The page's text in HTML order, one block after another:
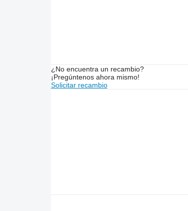
¿No encuentra un recambio?
¡Pregúntenos ahora mismo!
Solicitar recambio